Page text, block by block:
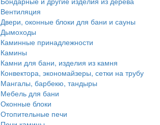
Вентиляция
Двери, оконные блоки для бани и сауны
Дымоходы
Каминные принадлежности
Камины
Камни для бани, изделия из камня
Конвектора, экономайзеры, сетки на трубу
Мангалы, барбекю, тандыры
Мебель для бани
Оконные блоки
Отопительные печи